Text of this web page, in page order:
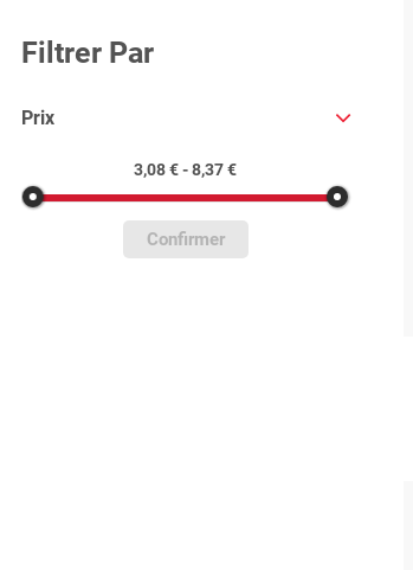
Filtrer Par
Prix
3,08 € - 8,37 €
Confirmer